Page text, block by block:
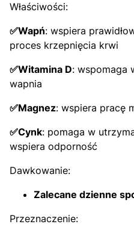
Właściwości:
✅Wapń: wspiera
proces krzepnięcia krwi
✅Witamina D: wspomaga
wapnia
✅Magnez: wspiera pracę
✅Cynk: pomaga w
wspiera odporność
Dawkowanie:
Zalecane dzienne
Przeznaczenie: